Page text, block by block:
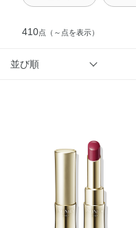
410点 （～点を表示）
並び順